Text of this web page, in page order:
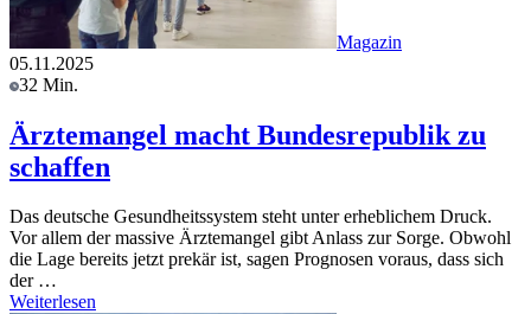
Magazin
05.11.2025
32 Min.
Ärztemangel macht Bundesrepublik zu
schaffen
Das deutsche Gesundheitssystem steht unter erheblichem Druck.
Vor allem der massive Ärztemangel gibt Anlass zur Sorge. Obwohl
die Lage bereits jetzt prekär ist, sagen Prognosen voraus, dass sich
der …
Weiterlesen